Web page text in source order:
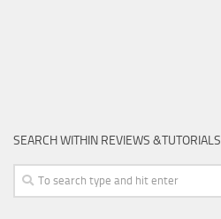
SEARCH WITHIN REVIEWS &TUTORIALS